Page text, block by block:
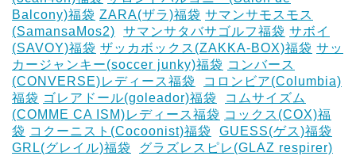
Balcony)福袋 ZARA(ザラ)福袋 サマンサモスモス
(SamansaMos2)
サマンサタバサゴルフ福袋 サボイ
(SAVOY)福袋 ザッカボックス(ZAKKA-BOX)福袋 サッ
カージャンキー(soccer junky)福袋 コンバース
(CONVERSE)レディース福袋
コロンビア(Columbia)
福袋 ゴレアドール(goleador)福袋
コムサイズム
(COMME CA ISM)レディース福袋 コックス(COX)福
袋 コクーニスト(Cocoonist)福袋
GUESS(ゲス)福袋
GRL(グレイル)福袋
グラズレスピレ(GLAZ respirer)